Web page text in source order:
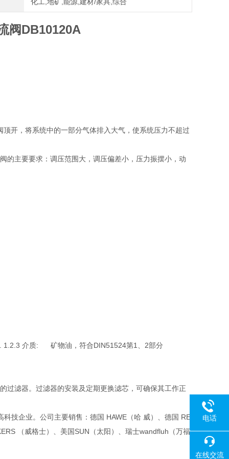
阀DB10120A
开，将系统中的一部分气体排入大气，使系统压力不超过
的主要要求：调压范围大，调压偏差小，压力振摆小，动
. 1.2.3 介质: 矿物油，符合DIN51524第1、2部分
过滤器。过滤器的安装及定期更换滤芯，可确保其工作正
技企业。公司主要销售：德国 HAWE（哈 威）、德国 RE
（威格士）、美国SUN（太阳）、瑞士wandfluh（万福
电话
在线交流